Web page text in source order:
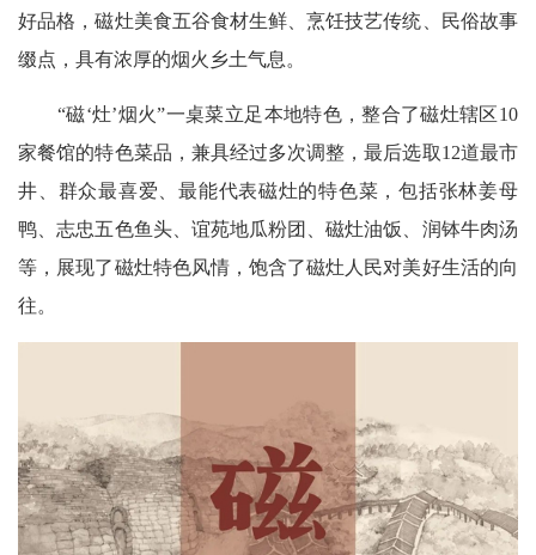
好品格，磁灶美食五谷食材生鲜、烹饪技艺传统、民俗故事
缀点，具有浓厚的烟火乡土气息。
“磁‘灶’烟火”一桌菜立足本地特色，整合了磁灶辖区10
家餐馆的特色菜品，兼具经过多次调整，最后选取12道最市
井、群众最喜爱、最能代表磁灶的特色菜，包括张林姜母
鸭、志忠五色鱼头、谊苑地瓜粉团、磁灶油饭、润钵牛肉汤
等，展现了磁灶特色风情，饱含了磁灶人民对美好生活的向
往。